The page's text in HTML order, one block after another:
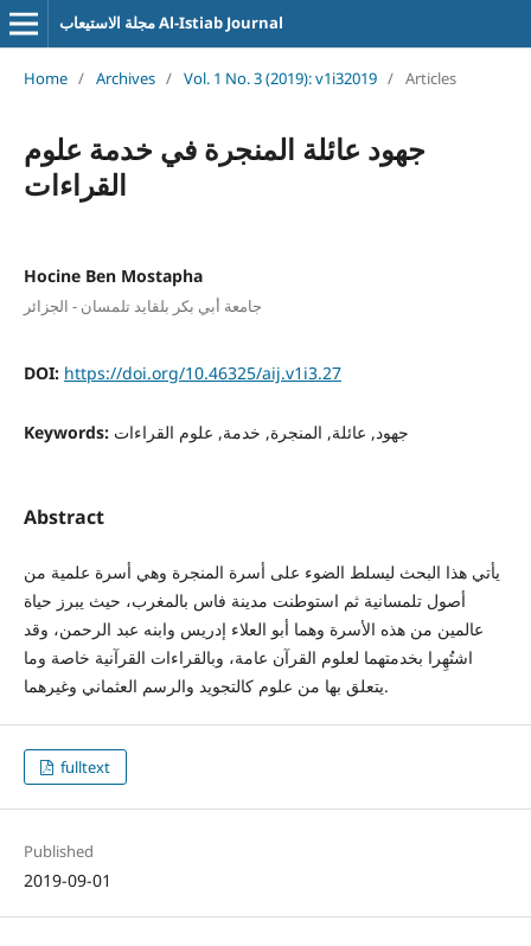
مجلة الاستيعاب Al-Istiab Journal
Home / Archives / Vol. 1 No. 3 (2019): v1i32019 / Articles
جهود عائلة المنجرة في خدمة علوم
القراءات
Hocine Ben Mostapha
جامعة أبي بكر بلقايد تلمسان - الجزائر
DOI: https://doi.org/10.46325/aij.v1i3.27
Keywords: جهود, عائلة, المنجرة, خدمة, علوم القراءات
Abstract
يأتي هذا البحث ليسلط الضوء على أسرة المنجرة وهي أسرة علمية من
أصول تلمسانية ثم استوطنت مدينة فاس بالمغرب، حيث يبرز حياة
عالمين من هذه الأسرة وهما أبو العلاء إدريس وابنه عبد الرحمن، وقد
اشتُهِرا بخدمتهما لعلوم القرآن عامة، وبالقراءات القرآنية خاصة وما
يتعلق بها من علوم كالتجويد والرسم العثماني وغيرهما.
fulltext
Published
2019-09-01